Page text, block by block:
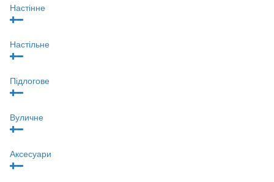
Настінне
Настільне
Підлогове
Вуличне
Аксесуари